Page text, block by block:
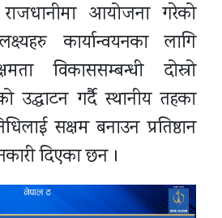
राजधानीमा आयोजना गरेको
कार्यान्वयनका लागि
विकाससम्बन्धी दोस्रो
उद्घाटन गर्दै स्थानीय तहका
सक्षम बनाउन प्रतिष्ठान
दिएका छन ।